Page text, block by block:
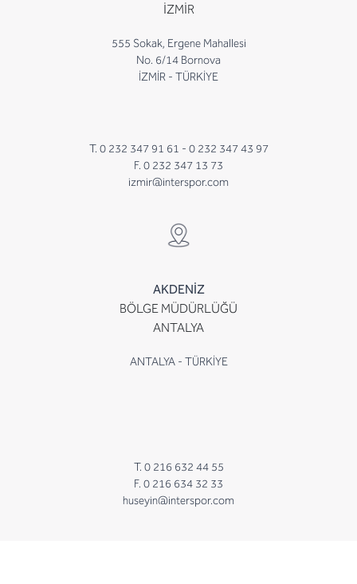
İZMİR
555 Sokak, Ergene Mahallesi
No. 6/14 Bornova
İZMİR - TÜRKİYE
T. 0 232 347 91 61 - 0 232 347 43 97
F. 0 232 347 13 73
izmir@interspor.com
AKDENİZ
BÖLGE MÜDÜRLÜĞÜ
ANTALYA
ANTALYA - TÜRKİYE
T. 0 216 632 44 55
F. 0 216 634 32 33
huseyin@interspor.com